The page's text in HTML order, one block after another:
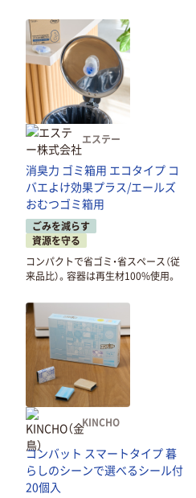
エステー
消臭力 ゴミ箱用 エコタイプ コ
バエよけ効果プラス/エールズ
おむつゴミ箱用
ごみを減らす
資源を守る
コンパクトで省ゴミ・省スペース（従
来品比）。容器は再生材100%使用。
KINCHO
コンバット スマートタイプ 暮
らしのシーンで選べるシール付
20個入